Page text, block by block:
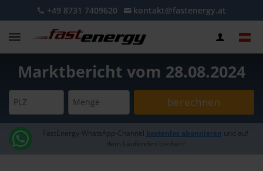
+49 8731 7409620 kontakt@fastenergy.at
Marktbericht vom 28.08.2024
PLZ Menge berechnen
FastEnergy-WhatsApp-Channel kostenlos abonnieren und auf
dem Laufenden bleiben!